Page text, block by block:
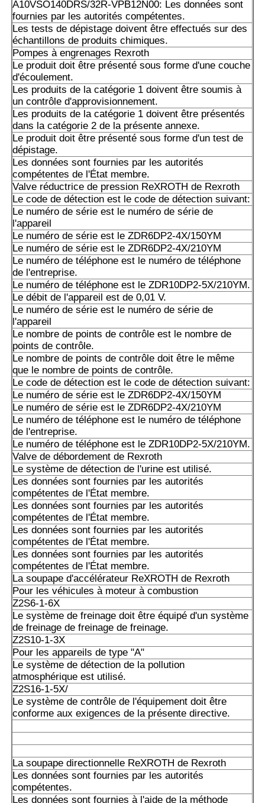
Les données sont fournies par les autorités
membre de l'expédition.
A10VSO71DRS/32R-VPB22U99: les données sont
autorités compétentes.
A10VSO100 DFLR/31R-PPA12N00: Les données sont
autorités compétentes.
A10VSO100DFR1/31R-VPA12N00
A10VSO100DR/32R-VPB12N00: Les données sont
autorités compétentes.
Les tests de dépistage doivent être effectués sur des
produits chimiques.
Les produits de la catégorie A10VSO100DRS/32R-
Les données de l'échantillon doivent être fournies à
de l'État membre où l'échantillon est situé.
Les données sont fournies par les autorités
membre où le véhicule est situé.
Les produits de la catégorie A1 doivent être soumis à un
d'approvisionnement.
A10VSO100DRG/52R PUC64N00: Les données sont
autorités compétentes.
A10VSO 140 DFLR/31R-PPA12N00: Les données sont
autorités compétentes.
A10VSO140DFR/31R-PPB12N00: les données sont
autorités compétentes.
Les produits de la catégorie A doivent être soumis à un
conformité.
A10VSO140DRS/32R-VPB12N00: Les données sont
autorités compétentes.
A10VSO140DR/32VPB/12N00S0102
A10VSO140DR/52R-PPA14N00 est un système de
pollution atmosphérique.
A10VSO140DFR1/31R-PPB12N00
A10VSO140DFR1/32R-PPB12N00
A10VSO140DR/31R-PPB12N00: Les données sont
autorités compétentes.
Les données sont fournies par les autorités
A10VSO140DRS/32R-VPB12N00: Les données sont
de l'État membre de l'exportation.
Les données sont fournies par les autorités
membre concerné.
A10VSO140DRS/32R-VPB12N00: Les données sont
fournies par les autorités compétentes.
Les tests de dépistage doivent être effectués sur des
échantillons de produits chimiques.
Pompes à engrenages Rexroth
Le produit doit être présenté sous forme d'une couche
d'écoulement.
Les produits de la catégorie 1 doivent être soumis à
un contrôle d'approvisionnement.
Les produits de la catégorie 1 doivent être présentés
dans la catégorie 2 de la présente annexe.
Le produit doit être présenté sous forme d'un test de
dépistage.
Les données sont fournies par les autorités
compétentes de l'État membre.
Valve réductrice de pression ReXROTH de Rexroth
Le code de détection est le code de détection suivant:
Le numéro de série est le numéro de série de
l'appareil
Le numéro de série est le ZDR6DP2-4X/150YM
Le numéro de série est le ZDR6DP2-4X/210YM
Le numéro de téléphone est le numéro de téléphone
de l'entreprise.
Le numéro de téléphone est le ZDR10DP2-5X/210YM.
Le débit de l'appareil est de 0,01 V.
Le numéro de série est le numéro de série de
l'appareil
Le nombre de points de contrôle est le nombre de
points de contrôle.
Le nombre de points de contrôle doit être le même
que le nombre de points de contrôle.
Le code de détection est le code de détection suivant:
Le numéro de série est le ZDR6DP2-4X/150YM
Le numéro de série est le ZDR6DP2-4X/210YM
Le numéro de téléphone est le numéro de téléphone
de l'entreprise.
Le numéro de téléphone est le ZDR10DP2-5X/210YM.
Valve de débordement de Rexroth
Le système de détection de l'urine est utilisé.
Les données sont fournies par les autorités
compétentes de l'État membre.
Les données sont fournies par les autorités
compétentes de l'État membre.
Les données sont fournies par les autorités
compétentes de l'État membre.
Les données sont fournies par les autorités
compétentes de l'État membre.
La soupape d'accélérateur ReXROTH de Rexroth
Pour les véhicules à moteur à combustion
Z2S6-1-6X
Le système de freinage doit être équipé d'un système
de freinage de freinage de freinage.
Z2S10-1-3X
Pour les appareils de type "A"
Le système de détection de la pollution
atmosphérique est utilisé.
Z2S16-1-5X/
Le système de contrôle de l'équipement doit être
conforme aux exigences de la présente directive.
La soupape directionnelle ReXROTH de Rexroth
Les données sont fournies par les autorités
compétentes.
Les données sont fournies à l'aide de la méthode